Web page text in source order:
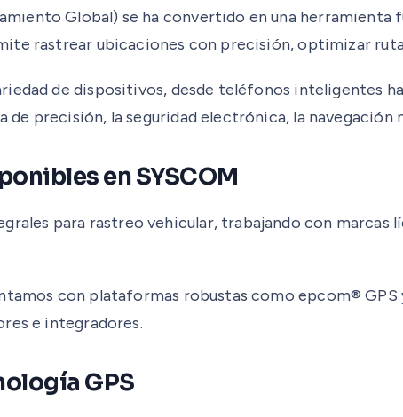
Global) se ha convertido en una herramienta
rastrear ubicaciones con precisión, optimizar
de dispositivos, desde teléfonos inteligentes
de precisión, la seguridad electrónica, la
en SYSCOM
para rastreo vehicular, trabajando con marcas
con plataformas robustas como epcom®
e integradores.
GPS